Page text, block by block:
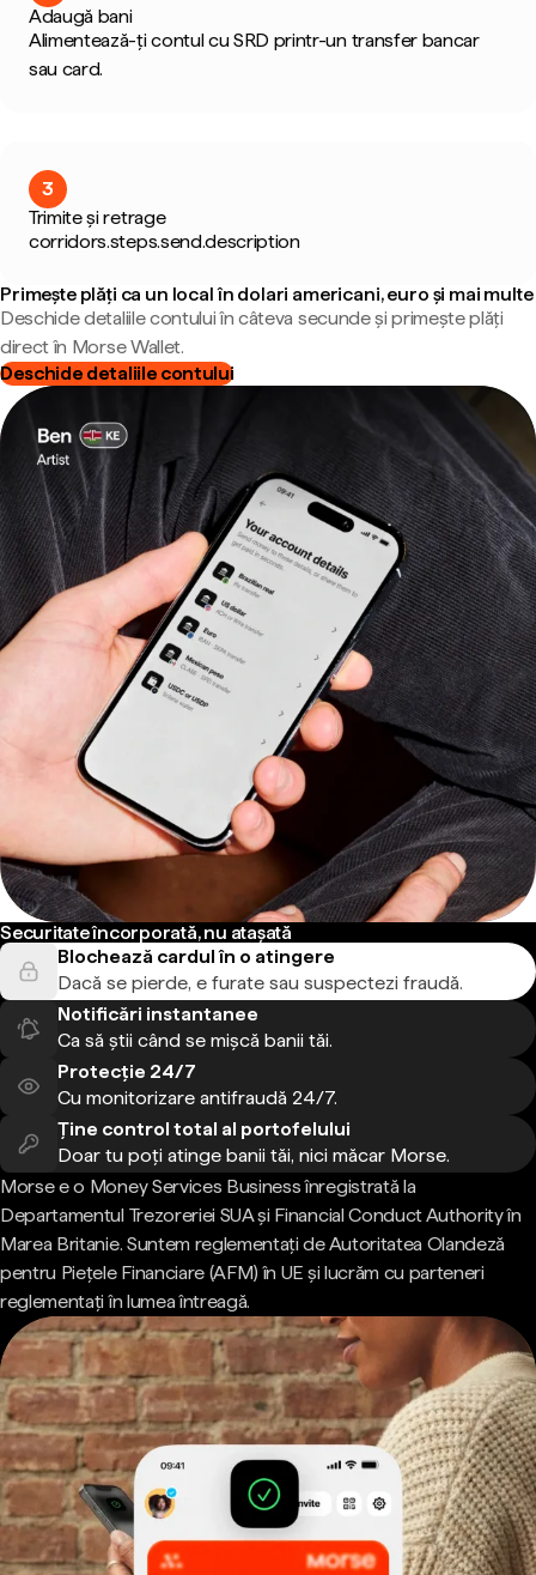
Adaugă bani
Alimentează-ți contul cu SRD printr-un transfer bancar
sau card.
3
Trimite și retrage
corridors.steps.send.description
Primește plăți ca un local în dolari americani, euro și mai multe
Deschide detaliile contului în câteva secunde și primește plăți
direct în Morse Wallet.
Deschide detaliile contului
Securitate încorporată, nu atașată
Blochează cardul în o atingere
Dacă se pierde, e furate sau suspectezi fraudă.
Notificări instantanee
Ca să știi când se mișcă banii tăi.
Protecție 24/7
Cu monitorizare antifraudă 24/7.
Ține control total al portofelului
Doar tu poți atinge banii tăi, nici măcar Morse.
Morse e o Money Services Business înregistrată la
Departamentul Trezoreriei SUA și Financial Conduct Authority în
Marea Britanie. Suntem reglementați de Autoritatea Olandeză
pentru Piețele Financiare (AFM) în UE și lucrăm cu parteneri
reglementați în lumea întreagă.